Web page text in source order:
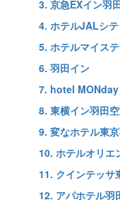
3. 京急EXイン羽
4. ホテルJALシ
5. ホテルマイス
6. 羽田イン
7. hotel MONday
8. 東横イン羽田
9. 変なホテル東
10. ホテルオリエ
11. クインテッ
12. アパホテル羽